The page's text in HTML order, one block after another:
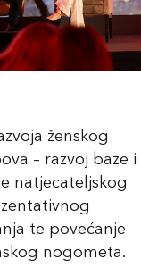
ženskog
– razvoj baze i
natjecateljskog
te povećanje
nogometa.